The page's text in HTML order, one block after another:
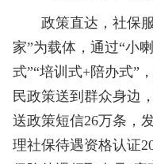
政策直达，社保服
家”为载体，通过“小
式”“培训式+陪办式”
民政策送到群众身边
送政策短信26万条，
理社保待遇资格认证